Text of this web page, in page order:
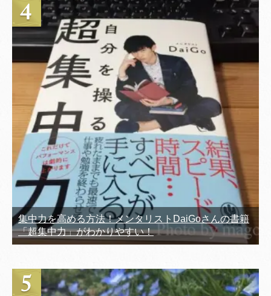
集中力を高める方法！メンタリストDaiGoさんの書籍
「超集中力」がわかりやすい！